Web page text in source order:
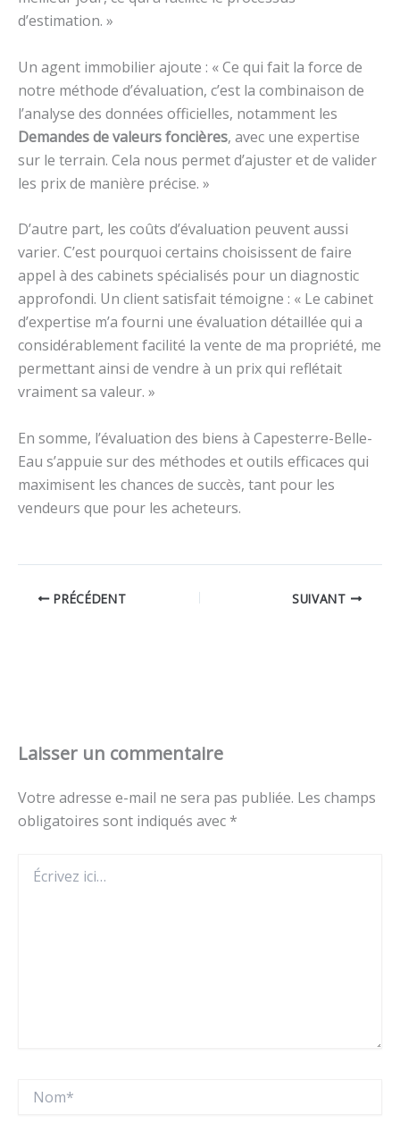
d’estimation. »
Un agent immobilier ajoute : « Ce qui fait la force de
notre méthode d’évaluation, c’est la combinaison de
l’analyse des données officielles, notamment les
Demandes de valeurs foncières, avec une expertise
sur le terrain. Cela nous permet d’ajuster et de valider
les prix de manière précise. »
D’autre part, les coûts d’évaluation peuvent aussi
varier. C’est pourquoi certains choisissent de faire
appel à des cabinets spécialisés pour un diagnostic
approfondi. Un client satisfait témoigne : « Le cabinet
d’expertise m’a fourni une évaluation détaillée qui a
considérablement facilité la vente de ma propriété, me
permettant ainsi de vendre à un prix qui reflétait
vraiment sa valeur. »
En somme, l’évaluation des biens à Capesterre-Belle-
Eau s’appuie sur des méthodes et outils efficaces qui
maximisent les chances de succès, tant pour les
vendeurs que pour les acheteurs.
PRÉCÉDENT SUIVANT
Laisser un commentaire
Votre adresse e-mail ne sera pas publiée. Les champs
obligatoires sont indiqués avec *
ici…